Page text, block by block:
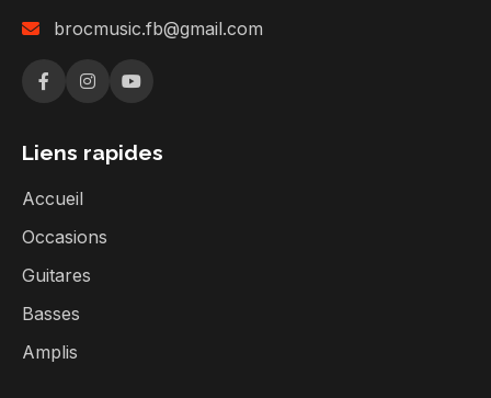
brocmusic.fb@gmail.com
Liens rapides
Accueil
Occasions
Guitares
Basses
Amplis